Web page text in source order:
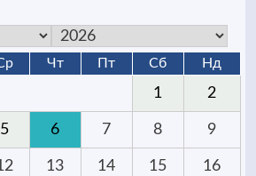
Чт Пт Сб Нд
1 2
5 6 7 8 9
13 14 15 16